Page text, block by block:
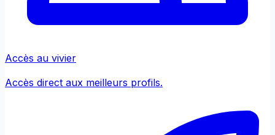
Accès au vivier
Accès direct aux meilleurs profils.